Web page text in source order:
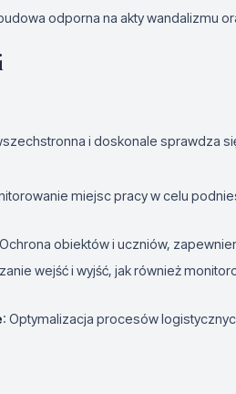
odporna na akty wandalizmu
i doskonale sprawdza
miejsc pracy w celu
obiektów i uczniów,
wejść i wyjść, jak również
: Optymalizacja procesów